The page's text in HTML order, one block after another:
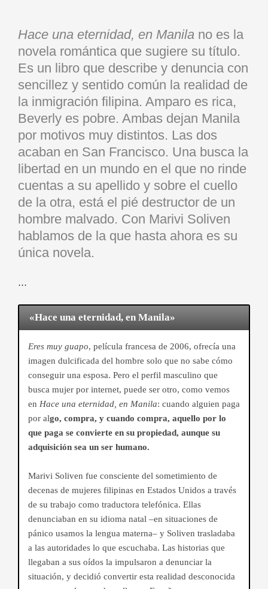
Hace una eternidad, en Manila no es la
novela romántica que sugiere su título.
Es un libro que describe y denuncia con
sencillez y sentido común la realidad de
la inmigración filipina. Amparo es rica,
Beverly es pobre. Ambas dejan Manila
por motivos muy distintos. Las dos
acaban en San Francisco. Una busca la
libertad en un mundo en el que no rinde
cuentas a su apellido y sobre el cuello
de la otra, está el pié destructor de un
hombre malvado. Con Marivi Soliven
hablamos de la que hasta ahora es su
única novela.
…
«Hace una eternidad, en Manila»
Eres muy guapo, película francesa de 2006, ofrecía una
imagen dulcificada del hombre solo que no sabe cómo
conseguir una esposa. Pero el perfil masculino que
busca mujer por internet, puede ser otro, como vemos
en Hace una eternidad, en Manila: cuando alguien paga
por algo, compra, y cuando compra, aquello por lo
que paga se convierte en su propiedad, aunque su
adquisición sea un ser humano.
Marivi Soliven fue consciente del sometimiento de
decenas de mujeres filipinas en Estados Unidos a través
de su trabajo como traductora telefónica. Ellas
denunciaban en su idioma natal –en situaciones de
pánico usamos la lengua materna– y Soliven trasladaba
a las autoridades lo que escuchaba. Las historias que
llegaban a sus oídos la impulsaron a denunciar la
situación, y decidió convertir esta realidad desconocida